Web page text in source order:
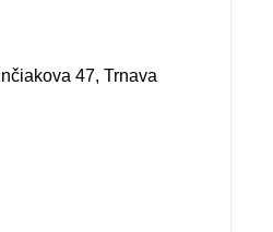
47, Trnava